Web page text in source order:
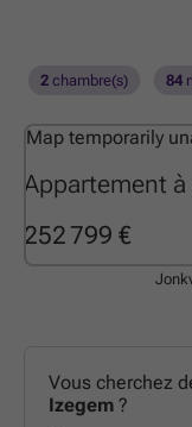
Appartement à
252 799 €
2 chambre(s) 84
Map temporarily
Vous cherchez
Izegem ?